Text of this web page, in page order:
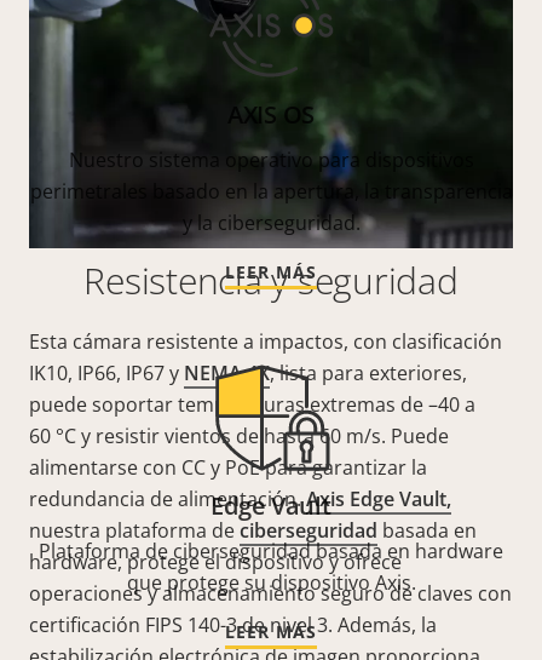
Resistencia y seguridad
Esta cámara resistente a impactos, con clasificación
IK10, IP66, IP67 y NEMA 4X, lista para exteriores,
puede soportar temperaturas extremas de –40 a
60 °C y resistir vientos de hasta 60 m/s. Puede
alimentarse con CC y PoE para garantizar la
redundancia de alimentación.Axis Edge Vault,
nuestra plataforma deciberseguridad basada en
hardware, protege el dispositivo y ofrece
operaciones y almacenamiento seguro de claves con
certificación FIPS 140-3 de nivel 3. Además, la
AXIS OS
Nuestro sistema operativo para dispositivos
perimetrales basado en la apertura, la transparencia
y la ciberseguridad.
LEER MÁS
Edge Vault
Plataforma de ciberseguridad basada en hardware
que protege su dispositivo Axis.
LEER MÁS